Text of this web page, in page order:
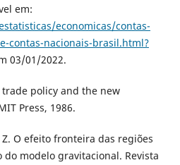
em:
economicas/contas-
contas-nacionais-brasil.html?
03/01/2022.
trade policy and the new
Press, 1986.
Z. O efeito fronteira das regiões
modelo gravitacional. Revista